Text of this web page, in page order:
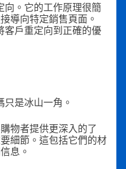
向。它的工作原理很簡
導向特定銷售頁面。
客戶重定向到正確的優
是冰山一角。
物者提供更深入的了
細節。這包括它們的材
息。